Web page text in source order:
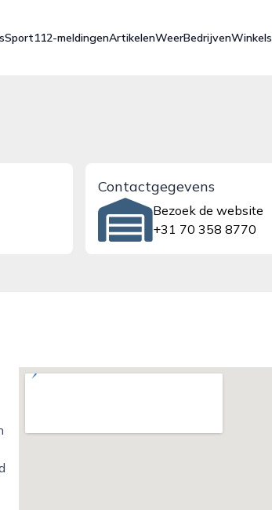
Sport112-meldingenArtikelenWeerBedrijvenWinkels
Contactgegevens
Bezoek de website
+31 70 358 8770